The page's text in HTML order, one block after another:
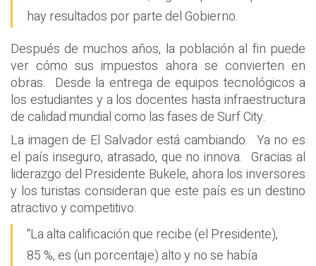
hay resultados por parte del Gobierno.
Después de muchos años, la población al fin puede
ver cómo sus impuestos ahora se convierten en
obras. Desde la entrega de equipos tecnológicos a
los estudiantes y a los docentes hasta infraestructura
de calidad mundial como las fases de Surf City.
La imagen de El Salvador está cambiando. Ya no es
el país inseguro, atrasado, que no innova. Gracias al
liderazgo del Presidente Bukele, ahora los inversores
y los turistas consideran que este país es un destino
atractivo y competitivo.
“La alta calificación que recibe (el Presidente),
85 %, es (un porcentaje) alto y no se había